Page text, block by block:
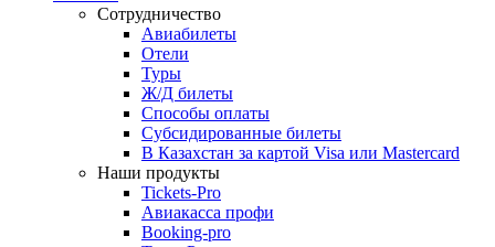
Сотрудничество
Авиабилеты
Отели
Туры
Ж/Д билеты
Способы оплаты
Субсидированные билеты
В Казахстан за картой Visa или Masterсard
Наши продукты
Tickets-Pro
Авиакасса профи
Booking-pro